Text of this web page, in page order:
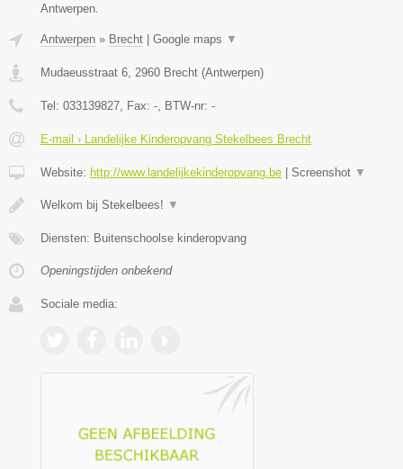
Antwerpen.
Antwerpen » Brecht Google maps ▼
Mudaeusstraat 6, 2960 Brecht (Antwerpen)
Tel: 033139827, Fax: -, BTW-nr: -
E-mail › Landelijke Kinderopvang Stekelbees Brecht
Website: http://www.landelijkekinderopvang.be Screenshot ▼
Welkom bij Stekelbees! ▼
Diensten: Buitenschoolse kinderopvang
Openingstijden onbekend
Sociale media: